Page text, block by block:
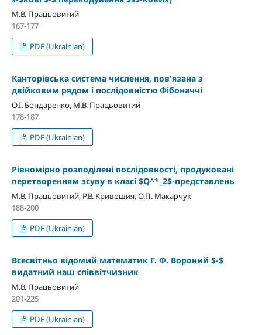
М.В. Працьовитий
167-177
PDF (Ukrainian)
Канторiвська система числення, пов'язана з
двійковим рядом і послiдовністю Фiбоначчi
О.І. Бондаренко, М.В. Працьовитий
178-187
PDF (Ukrainian)
Рівномірно розподілені послідовності, продуковані
перетворенням зсуву в класі $Q^*_2$-представлень
М.В. Працьовитий, Р.В. Кривошия, О.П. Макарчук
188-200
PDF (Ukrainian)
Всесвітньо відомий математик Г. Ф. Вороний $-$
видатний наш співвітчизник
М.В. Працьовитий
201-225
PDF (Ukrainian)